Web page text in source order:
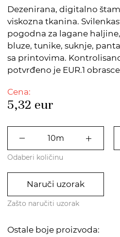
Dezenirana, digitalno
viskozna tkanina.
pogodna za lagane
bluze, tunike, suknje,
sa printovima.
potvrđeno je EUR.1
Cena:
5,32 eur
Odaberi količinu
Naruči uzorak
Zašto naručiti uzorak
Ostale boje proizvoda: